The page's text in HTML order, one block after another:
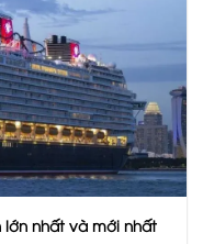
lớn nhất và mới nhất